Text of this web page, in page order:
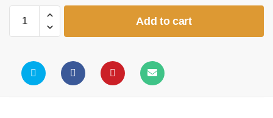
birou
quantity
Add to cart